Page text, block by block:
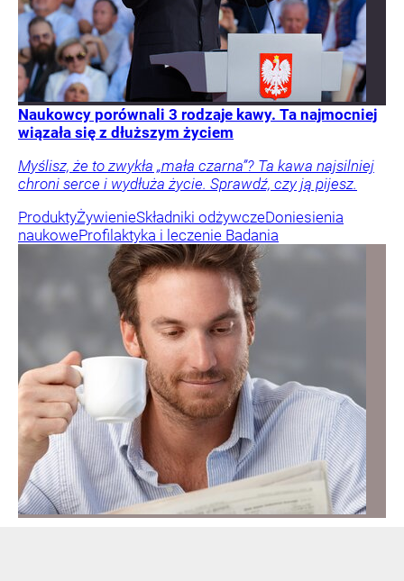
Naukowcy porównali 3 rodzaje kawy. Ta najmocniej
wiązała się z dłuższym życiem
Myślisz, że to zwykła „mała czarna”? Ta kawa najsilniej
chroni serce i wydłuża życie. Sprawdź, czy ją pijesz.
ProduktyŻywienieSkładniki odżywczeDoniesienia
naukoweProfilaktyka i leczenie Badania